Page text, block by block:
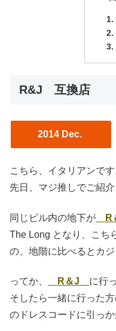
R&J 互換店
2014 Dec.
こちら、イタリアンです
先日、マジ推しでご紹介
同じビル内の地下が R
The Long となり、こち
の、地階に比べるとカ
ってか、 R＆J に行
そしたら一緒に行った
のドレスコードに引っ